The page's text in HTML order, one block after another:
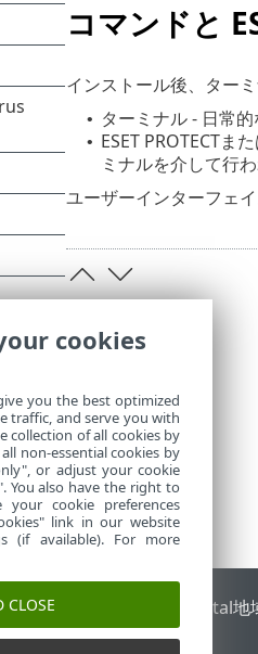
コマンドと
インストール後、ター
• ターミナル - 日常的
• ESET PROTECTま
ミナルを介して行
ユーザーインターフェ
ォーラム ESET Status Portal地
cookies
you the best optimized
traffic, and serve you with
collection of all cookies by
non-essential cookies by
or adjust your cookie
You also have the right to
cookie preferences
link in our website
(if available). For more
CLOSE